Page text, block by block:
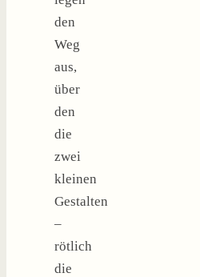
den
Weg
aus,
über
den
die
zwei
kleinen
Gestalten
–
rötlich
die